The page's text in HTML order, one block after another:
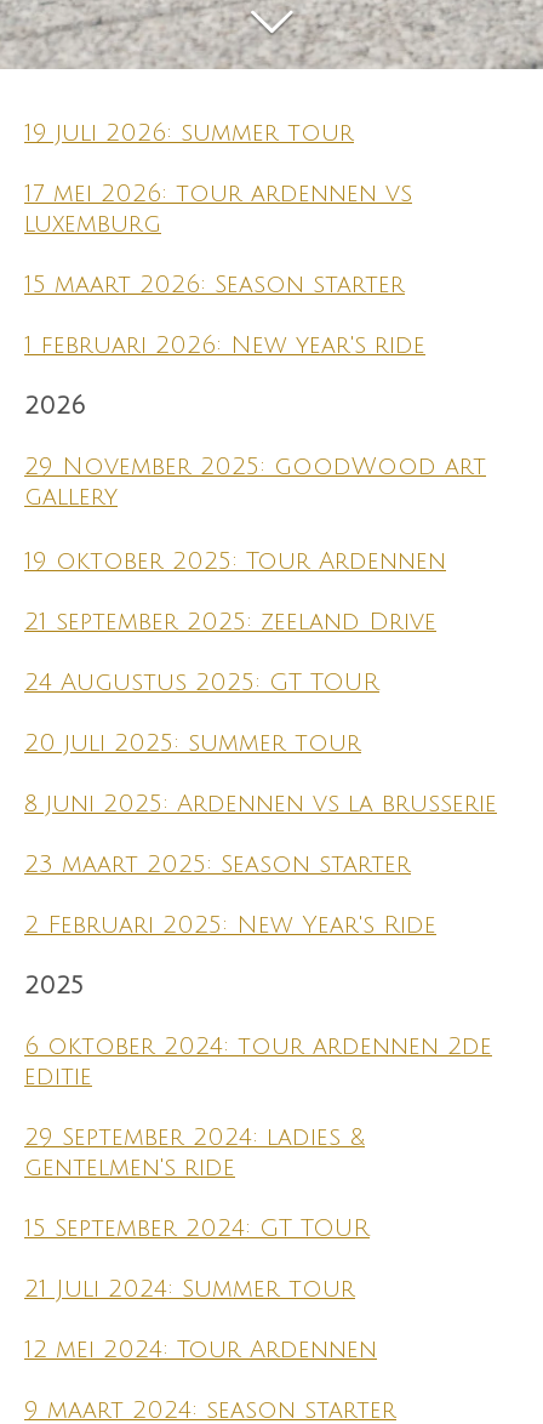
19 juli 2026: summer tour
17 mei 2026: tour ardennen vs
luxemburg
15 maart 2026: Season starter
1 februari 2026: New year's ride
2026
29 November 2025: goodWood art
gallery
19 oktober 2025: Tour Ardennen
21 september 2025: zeeland Drive
24 Augustus 2025: GT TOUR
20 juli 2025: summer tour
8 juni 2025: Ardennen vs la brusserie
23 maart 2025: Season starter
2 Februari 2025: New Year's Ride
2025
6 oktober 2024: tour ardennen 2de
editie
29 September 2024: ladies &
gentelmen's ride
15 September 2024: GT TOUR
21 Juli 2024: Summer tour
12 mei 2024: Tour Ardennen
9 maart 2024: season starter